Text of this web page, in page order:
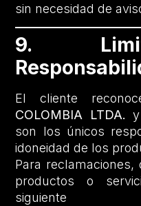
sin necesidad de
9.
El cliente
COLOMBIA LTDA.
son los únicos
idoneidad de los
Para
productos o